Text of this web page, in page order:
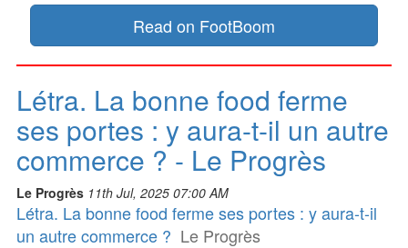
Read on FootBoom
Létra. La bonne food ferme
ses portes : y aura-t-il un autre
commerce ? - Le Progrès
Le Progrès 11th Jul, 2025 07:00 AM
Létra. La bonne food ferme ses portes : y aura-t-il
un autre commerce ? Le Progrès